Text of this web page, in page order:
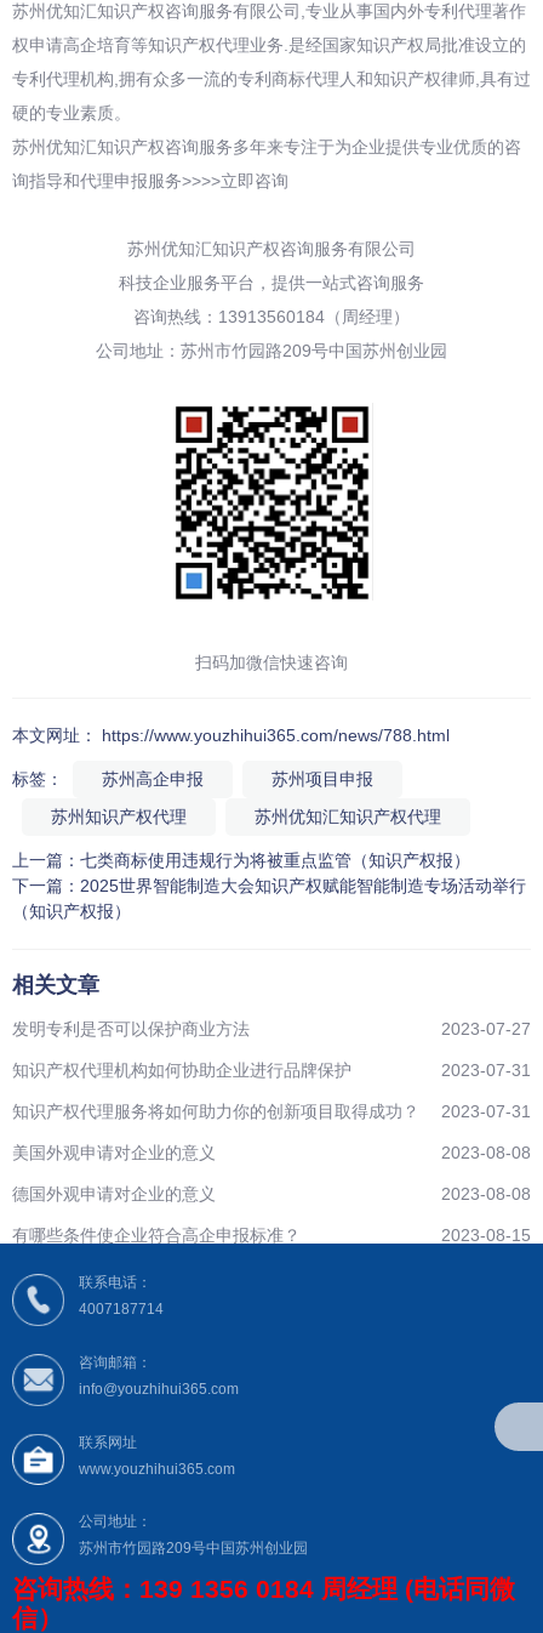
苏州优知汇知识产权咨询服务有限公司,专业从事国内外专利代理著作
权申请高企培育等知识产权代理业务.是经国家知识产权局批准设立的
专利代理机构,拥有众多一流的专利商标代理人和知识产权律师,具有过
硬的专业素质。
苏州优知汇知识产权咨询服务多年来专注于为企业提供专业优质的咨
询指导和代理申报服务>>>>立即咨询
苏州优知汇知识产权咨询服务有限公司
科技企业服务平台，提供一站式咨询服务
咨询热线：13913560184（周经理）
公司地址：苏州市竹园路209号中国苏州创业园
扫码加微信快速咨询
本文网址： https://www.youzhihui365.com/news/788.html
标签： 苏州高企申报
苏州项目申报
苏州知识产权代理
苏州优知汇知识产权代理
上一篇： 七类商标使用违规行为将被重点监管（知识产权报）
下一篇： 2025世界智能制造大会知识产权赋能智能制造专场活动举行
（知识产权报）
相关文章
2023-07-27
发明专利是否可以保护商业方法
2023-07-31
知识产权代理机构如何协助企业进行品牌保护
2023-07-31
知识产权代理服务将如何助力你的创新项目取得成功？
2023-08-08
美国外观申请对企业的意义
2023-08-08
德国外观申请对企业的意义
2023-08-15
有哪些条件使企业符合高企申报标准？
联系电话：
4007187714
咨询邮箱：
info@youzhihui365.com
联系网址
www.youzhihui365.com
公司地址：
苏州市竹园路209号中国苏州创业园
咨询热线：139 1356 0184 周经理 (电话同微
信）